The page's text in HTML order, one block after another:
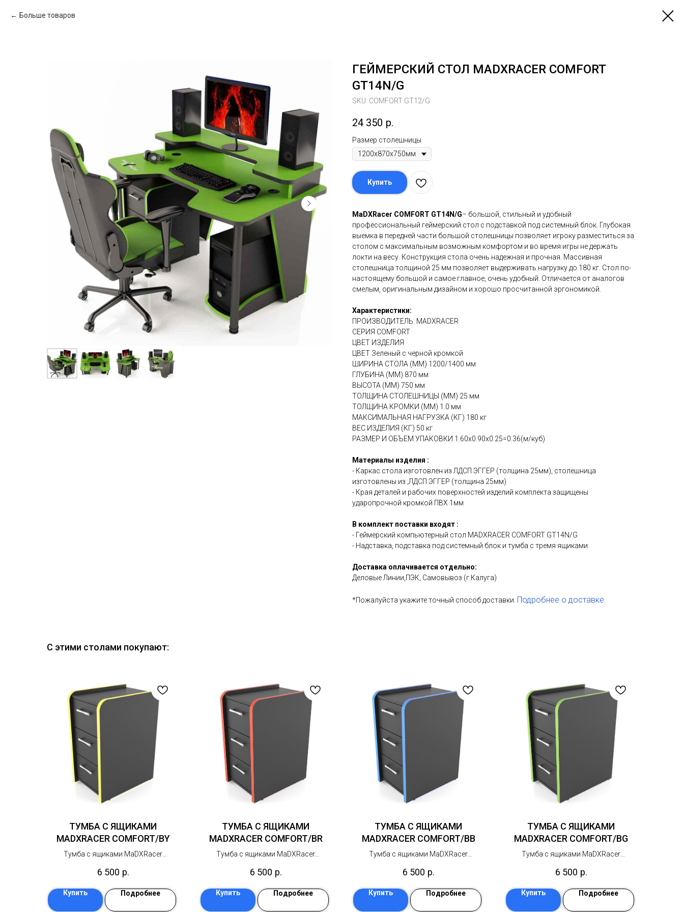
Больше товаров
ГЕЙМЕРСКИЙ СТОЛ MADXRACER COMFORT
GT14N/G
SKU: COMFORT GT12/G
24 350 р.
Размер столешницы
Купить
MaDXRacer COMFORT GT14N/G– большой, стильный и удобный
профессиональный геймерский стол с подставкой под системный блок. Глубокая
выемка в передней части большой столешницы позволяет игроку разместиться за
столом с максимальным возможным комфортом и во время игры не держать
локти на весу. Конструкция стола очень надежная и прочная. Массивная
столешница толщиной 25 мм позволяет выдерживать нагрузку до 180 кг. Стол по-
настоящему большой и самое главное, очень удобный. Отличается от аналогов
смелым, оригинальным дизайном и хорошо просчитанной эргономикой.
Характеристики:
ПРОИЗВОДИТЕЛЬ: MADXRACER
СЕРИЯ COMFORT
ЦВЕТ ИЗДЕЛИЯ
ЦВЕТ Зеленый с черной кромкой
ШИРИНА СТОЛА (ММ) 1200/1400 мм
ГЛУБИНА (ММ) 870 мм
ВЫСОТА (ММ) 750 мм
ТОЛЩИНА СТОЛЕШНИЦЫ (ММ) 25 мм
ТОЛЩИНА КРОМКИ (ММ) 1.0 мм
МАКСИМАЛЬНАЯ НАГРУЗКА (КГ) 180 кг
ВЕС ИЗДЕЛИЯ (КГ) 50 кг
РАЗМЕР И ОБЪЕМ УПАКОВКИ 1.60х0.90х0.25=0.36(м/куб)
Материалы изделия :
- Каркас стола изготовлен из ЛДСП ЭГГЕР (толщина 25мм), столешница
изготовлены из ;ЛДСП ЭГГЕР (толщина 25мм)
- Края деталей и рабочих поверхностей изделий комплекта защищены
ударопрочной кромкой ПВХ 1мм
В комплект поставки входят :
- Геймерский компьютерный стол MADXRACER COMFORT GT14N/G
- Надставка, подставка под системный блок и тумба с тремя ящиками
Доставка оплачивается отдельно:
Деловые Линии,ПЭК, Самовывоз (г.Калуга)
*Пожалуйста укажите точный способ доставки. Подробнее о доставке.
С этими столами покупают:
ТУМБА С ЯЩИКАМИ
MADXRACER COMFORT/BY
Тумба с ящиками MaDXRacer
компактная тумба для хранения, с
ящиками на шариковых
направляющих полного выдвижения
6 500 р.
Купить Подробнее
ТУМБА С ЯЩИКАМИ
MADXRACER COMFORT/BR
Тумба с ящиками MaDXRacer
компактная тумба для хранения, с
ящиками на шариковых
направляющих полного выдвижения
6 500 р.
Купить Подробнее
ТУМБА С ЯЩИКАМИ
MADXRACER COMFORT/BB
Тумба с ящиками MaDXRacer
компактная тумба для хранения, с
ящиками на шариковых
направляющих полного выдвижения
6 500 р.
Купить Подробнее
ТУМБА С ЯЩИКАМИ
MADXRACER COMFORT/BG
Тумба с ящиками MaDXRacer
компактная тумба для хранения, с
ящиками на шариковых
направляющих полного выдвижения
6 500 р.
Купить Подробнее